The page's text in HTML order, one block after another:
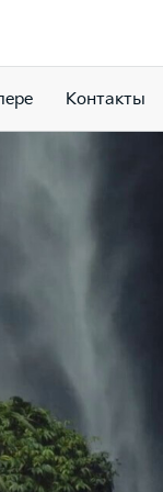
Контакты